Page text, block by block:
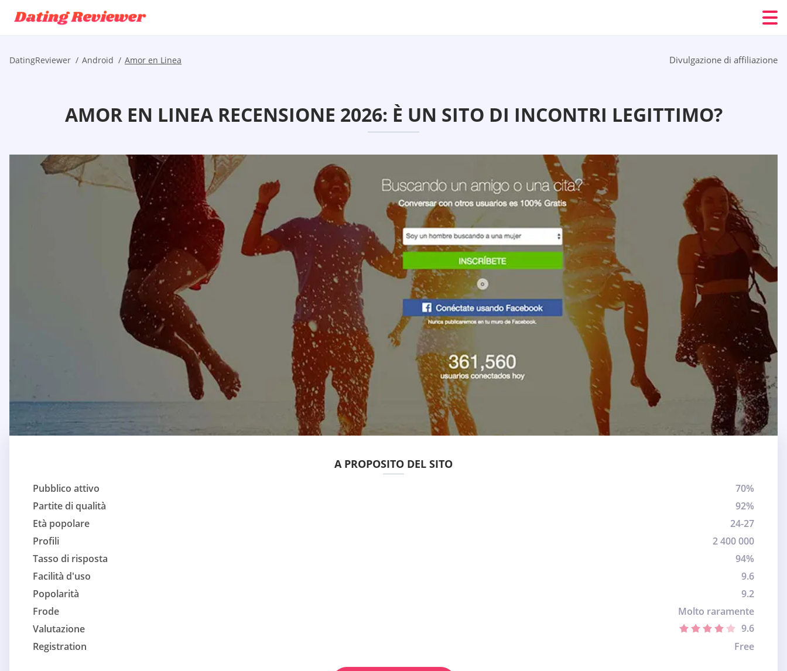
DatingReviewer Android Amor en Linea Divulgazione di affiliazione
AMOR EN LINEA RECENSIONE 2026: È UN SITO DI INCONTRI LEGITTIMO?
A PROPOSITO DEL SITO
Pubblico attivo
70%
Partite di qualità
92%
Età popolare
24-27
Profili
2 400 000
Tasso di risposta
94%
Facilità d'uso
9.6
Popolarità
9.2
Frode
Molto raramente
Valutazione
9.6
Registration
Free